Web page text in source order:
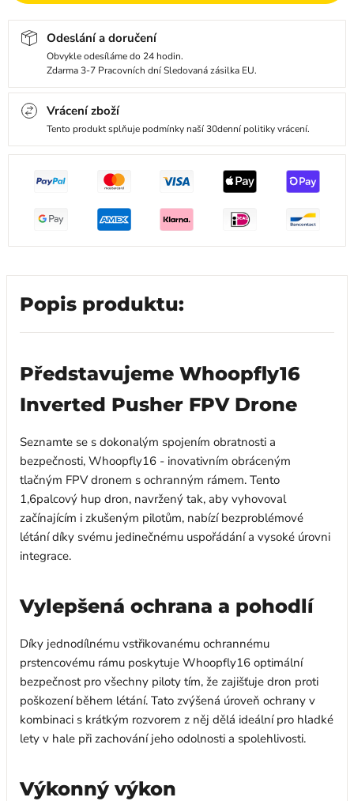
Odeslání a doručení
Obvykle odesíláme do 24 hodin.
Zdarma 3-7 Pracovních dní Sledovaná zásilka EU.
Vrácení zboží
Tento produkt splňuje podmínky naší 30denní politiky vrácení.
Popis produktu:
Představujeme Whoopfly16
Inverted Pusher FPV Drone
Seznamte se s dokonalým spojením obratnosti a
bezpečnosti, Whoopfly16 - inovativním obráceným
tlačným FPV dronem s ochranným rámem. Tento
1,6palcový hup dron, navržený tak, aby vyhovoval
začínajícím i zkušeným pilotům, nabízí bezproblémové
létání díky svému jedinečnému uspořádání a vysoké úrovni
integrace.
Vylepšená ochrana a pohodlí
Díky jednodílnému vstřikovanému ochrannému
prstencovému rámu poskytuje Whoopfly16 optimální
bezpečnost pro všechny piloty tím, že zajišťuje dron proti
poškození během létání. Tato zvýšená úroveň ochrany v
kombinaci s krátkým rozvorem z něj dělá ideální pro hladké
lety v hale při zachování jeho odolnosti a spolehlivosti.
Výkonný výkon